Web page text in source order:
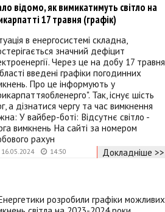
16.05.2024 14:50
відомо, як вимикатимуть світло на
17 травня (графік)
в енергосистемі складна,
значний дефіцит
Через це на добу 17 травня
введені графіки погодинних
Про це інформують у
Так, існує шість
а дізнатися чергу та час вимкнення
У вайбер-боті: Відсутнє світло -
вимкнень На сайті за номером
рахун
Докладніше >>